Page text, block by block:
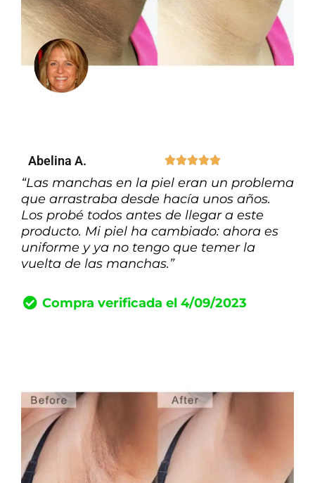
Abelina A. 
“Las manchas en la piel eran un problema
que arrastraba desde hacía unos años.
Los probé todos antes de llegar a este
producto. Mi piel ha cambiado: ahora es
uniforme y ya no tengo que temer la
vuelta de las manchas.”
Compra verificada el 4/09/2023